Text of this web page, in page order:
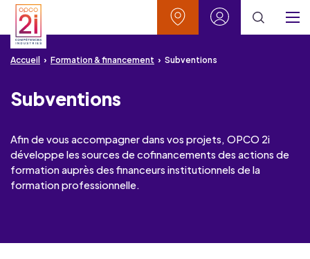
Aller au contenu
Aller à la recherche
Aller au menu
Aller au pied de page
Accueil Formation & financement Subventions
Subventions
Afin de vous accompagner dans vos projets, OPCO 2i
développe les sources de cofinancements des actions de
formation auprès des financeurs institutionnels de la
formation professionnelle.